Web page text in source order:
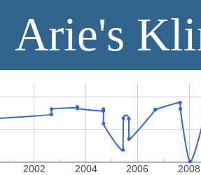
Arie's
2002 2004 2006 2008